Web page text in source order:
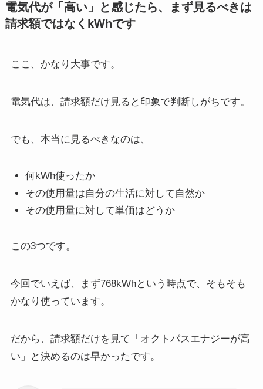
電気代が「高い」と感じたら、まず見るべきは
請求額ではなくkWhです
ここ、かなり大事です。
電気代は、請求額だけ見ると印象で判断しがちです。
でも、本当に見るべきなのは、
何kWh使ったか
その使用量は自分の生活に対して自然か
その使用量に対して単価はどうか
この3つです。
今回でいえば、まず768kWhという時点で、そもそも
かなり使っています。
だから、請求額だけを見て「オクトパスエナジーが高
い」と決めるのは早かったです。